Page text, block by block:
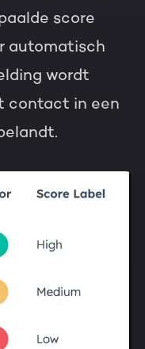
score
automatisch
wordt
contact in een